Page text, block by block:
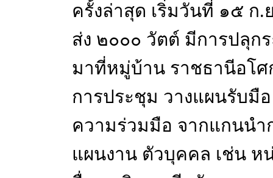
ครั้งล่าสุด เริ่มวันที่ ๑๕ ก
ส่ง ๒๐๐๐ วัตต์ มีการปลุก
มาที่หมู่บ้าน ราชธานีอโ
การประชุม วางแผนรับมื
ความร่วมมือ จากแกนน
แผนงาน ตัวบุคคล เช่น